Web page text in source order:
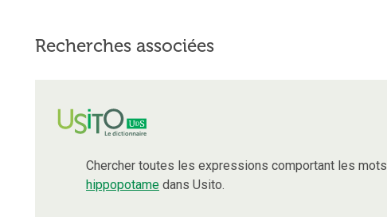
Recherches associées
Chercher toutes les expressions comportant les mots
hippopotame dans Usito.